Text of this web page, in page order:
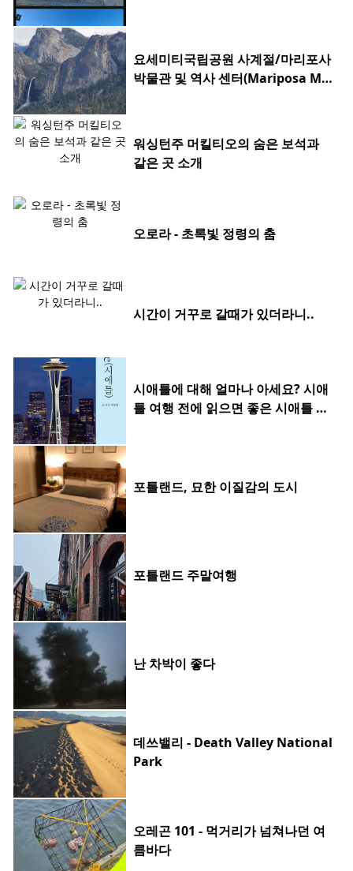
요세미티국립공원 사계절/마리포사
박물관 및 역사 센터(Mariposa Mu
워싱턴주 머킬티오의 숨은 보석과
같은 곳 소개
오로라 - 초록빛 정령의 춤
시간이 거꾸로 갈때가 있더라니..
시애틀에 대해 얼마나 아세요? 시애
틀 여행 전에 읽으면 좋은 시애틀 여
포틀랜드, 묘한 이질감의 도시
포틀랜드 주말여행
난 차박이 좋다
데쓰밸리 - Death Valley National
Park
오레곤 101 - 먹거리가 넘쳐나던 여
름바다